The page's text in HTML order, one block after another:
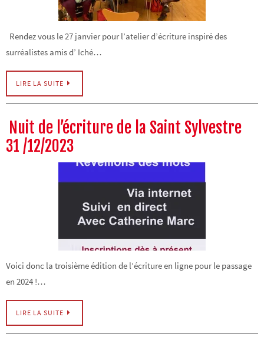
Rendez vous le 27 janvier pour l’atelier d’écriture inspiré des
surréalistes amis d’ Iché…
LIRE LA SUITE
Nuit de l’écriture de la Saint Sylvestre
31 /12/2023
Voici donc la troisième édition de l’écriture en ligne pour le passage
en 2024 !…
LIRE LA SUITE